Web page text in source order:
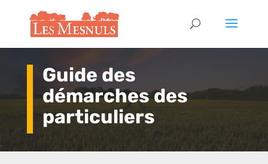
Guide des
démarches des
particuliers